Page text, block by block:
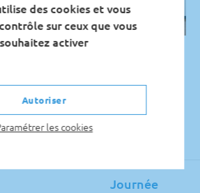
des cookies et vous
sur ceux que vous
souhaitez activer
Autoriser
les cookies
Journée